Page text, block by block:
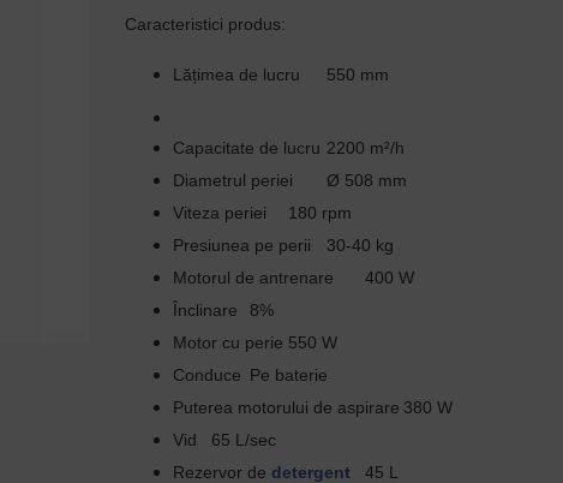
Caracteristici produs:
Lățimea de lucru 550 mm
Capacitate de lucru 2200 m²/h
Diametrul periei
Ø 508 mm
Viteza periei
180 rpm
Presiunea pe perii
30-40 kg
Motorul de antrenare
400 W
Înclinare
8%
Motor cu perie 550 W
Conduce Pe baterie
Puterea motorului de aspirare 380 W
Vid
65 L/sec
Rezervor de detergent
45 L